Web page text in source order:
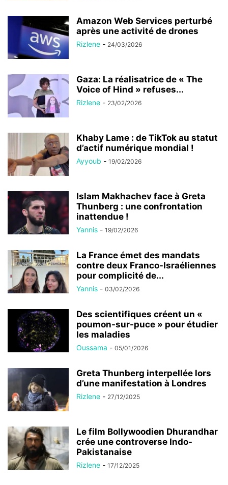
Amazon Web Services perturbé
après une activité de drones
Rizlene - 24/03/2026
Gaza: La réalisatrice de « The
Voice of Hind » refuses...
Rizlene - 23/02/2026
Khaby Lame : de TikTok au statut
d’actif numérique mondial !
Ayyoub - 19/02/2026
Islam Makhachev face à Greta
Thunberg : une confrontation
inattendue !
Yannis - 19/02/2026
La France émet des mandats
contre deux Franco-Israéliennes
pour complicité de...
Yannis - 03/02/2026
Des scientifiques créent un «
poumon-sur-puce » pour étudier
les maladies
Oussama - 05/01/2026
Greta Thunberg interpellée lors
d’une manifestation à Londres
Rizlene - 27/12/2025
Le film Bollywoodien Dhurandhar
crée une controverse Indo-
Pakistanaise
Rizlene - 17/12/2025